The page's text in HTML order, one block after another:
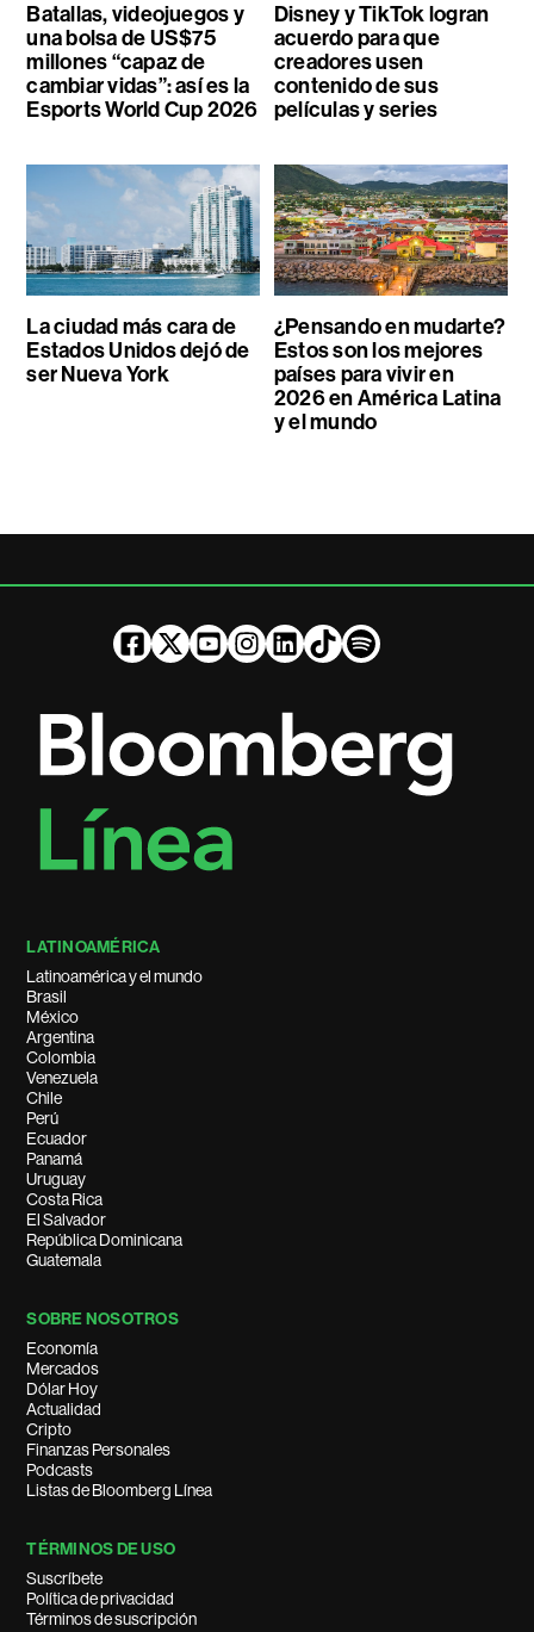
Batallas, videojuegos y
una bolsa de US$75
millones “capaz de
cambiar vidas”: así es la
Esports World Cup 2026
Disney y TikTok logran
acuerdo para que
creadores usen
contenido de sus
películas y series
La ciudad más cara de
Estados Unidos dejó de
ser Nueva York
¿Pensando en mudarte?
Estos son los mejores
países para vivir en
2026 en América Latina
y el mundo
LATINOAMÉRICA
Latinoamérica y el mundo
Brasil
México
Argentina
Colombia
Venezuela
Chile
Perú
Ecuador
Panamá
Uruguay
Costa Rica
El Salvador
República Dominicana
Guatemala
SOBRE NOSOTROS
Economía
Mercados
Dólar Hoy
Actualidad
Cripto
Finanzas Personales
Podcasts
Listas de Bloomberg Línea
TÉRMINOS DE USO
Suscríbete
Política de privacidad
Términos de suscripción